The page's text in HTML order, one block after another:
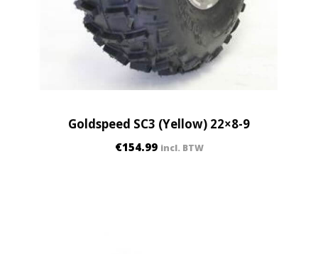
Goldspeed SC3 (Yellow) 22×8-9
€154.99 incl. BTW